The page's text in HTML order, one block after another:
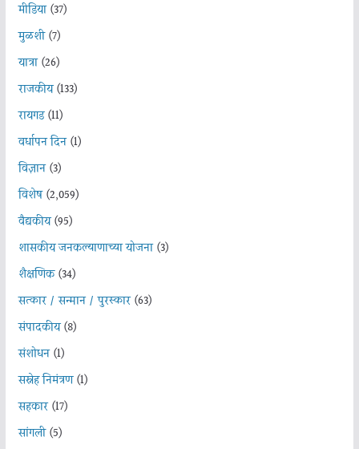
मीडिया(37)
मुळशी(7)
यात्रा(26)
राजकीय(133)
रायगड(11)
वर्धापन दिन(1)
विज्ञान(3)
विशेष(2,059)
वैद्यकीय(95)
शासकीय जनकल्याणाच्या योजना(3)
शैक्षणिक(34)
सत्कार / सन्मान / पुरस्कार(63)
संपादकीय(8)
संशोधन(1)
सस्नेह निमंत्रण(1)
सहकार(17)
सांगली(5)